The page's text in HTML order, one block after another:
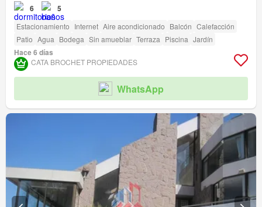
6 5
Estacionamiento Internet Aire acondicionado Balcón Calefacción
Patio Agua Bodega Sin amueblar Terraza Piscina Jardín
Hace 6 días
CATA BROCHET PROPIEDADES
WhatsApp